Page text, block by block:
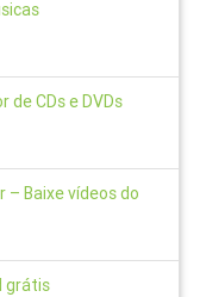
de CDs e DVDs
– Baixe vídeos do
grátis